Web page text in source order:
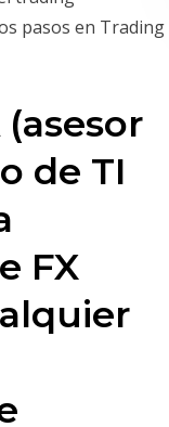
pasos en Trading
de TI
FX